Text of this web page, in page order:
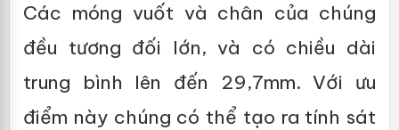
Các móng vuốt và chân của chúng
đều tương đối lớn, và có chiều dài
trung bình lên đến 29,7mm. Với ưu
điểm này chúng có thể tạo ra tính sát